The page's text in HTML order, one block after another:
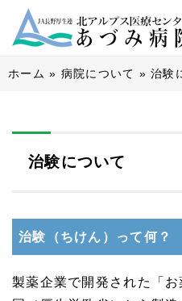
ホーム » 病院について »治験
治験について
治験（ちけん）って何？
製薬企業で開発された「